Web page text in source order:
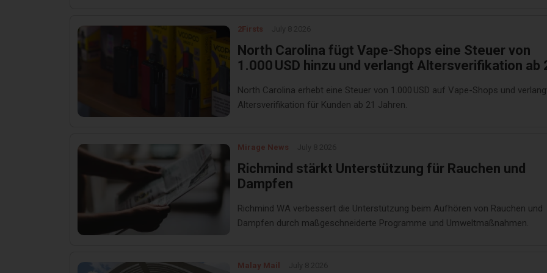
2Firsts
North Carolina fügt Vape-Shops eine Steuer von
1.000 USD hinzu und verlangt Altersverifikation ab
North Carolina erhebt eine Steuer von 1.000 USD auf Vape-Shops und
Altersverifikation für Kunden ab 21 Jahren.
Mirage News
Richmind stärkt Unterstützung für Rauchen und
Dampfen
Richmind WA verbessert die Unterstützung beim Aufhören von Rauchen und
Dampfen durch maßgeschneiderte Programme und Umweltmaßnahmen.
Malay Mail